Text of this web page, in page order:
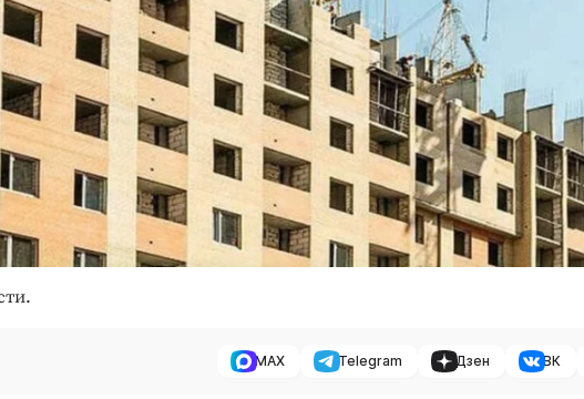
MAX Telegram Дзен ВК